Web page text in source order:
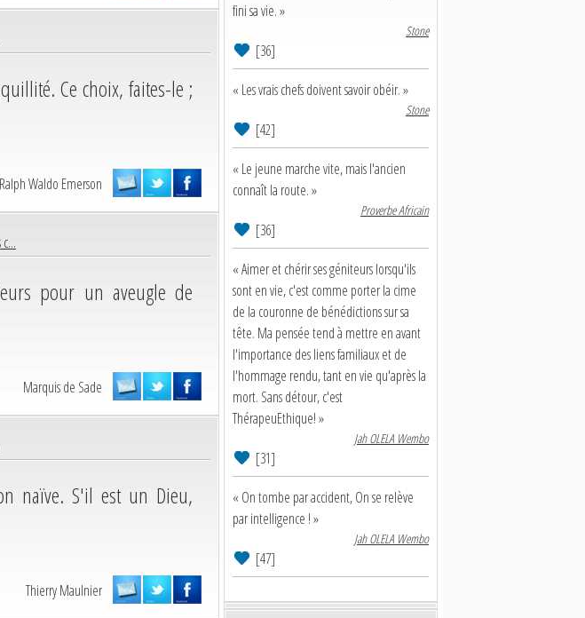
Ce choix, faites-le ;
Ralph Waldo Emerson
pour un aveugle de
Marquis de Sade
naïve. S'il est un Dieu,
Thierry Maulnier
fini sa vie. »
Stone
[36]
« Les vrais chefs doivent savoir obéir. »
Stone
[42]
« Le jeune marche vite, mais l'ancien
connaît la route. »
Proverbe Africain
[36]
« Aimer et chérir ses géniteurs lorsqu'ils
sont en vie, c'est comme porter la cime
de la couronne de bénédictions sur sa
tête. Ma pensée tend à mettre en avant
l'importance des liens familiaux et de
l'hommage rendu, tant en vie qu'après la
mort. Sans détour, c'est
ThérapeuEthique! »
Jah OLELA Wembo
[31]
« On tombe par accident, On se relève
par intelligence ! »
Jah OLELA Wembo
[47]